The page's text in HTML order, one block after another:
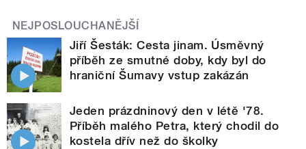
NEJPOSLOUCHANĚJŠÍ
Jiří Šesták: Cesta jinam. Úsměvný
příběh ze smutné doby, kdy byl do
hraniční Šumavy vstup zakázán
Jeden prázdninový den v létě '78.
Příběh malého Petra, který chodil do
kostela dřív než do školky